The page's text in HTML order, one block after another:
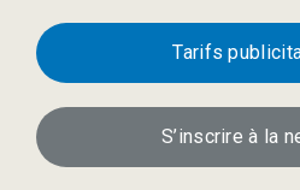
Tarifs
S’inscrire à la